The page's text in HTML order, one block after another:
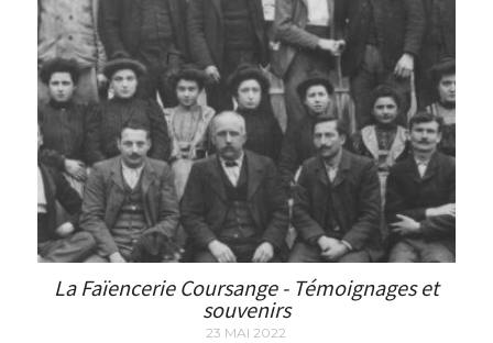
La Faïencerie Coursange - Témoignages et
souvenirs
23 MAI 2022